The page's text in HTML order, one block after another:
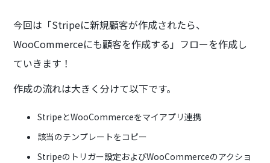
今回は「Stripeに新規顧客が作成されたら、
WooCommerceにも顧客を作成する」フローを作成し
ていきます！
作成の流れは大きく分けて以下です。
StripeとWooCommerceをマイアプリ連携
該当のテンプレートをコピー
Stripeのトリガー設定およびWooCommerceのアクショ